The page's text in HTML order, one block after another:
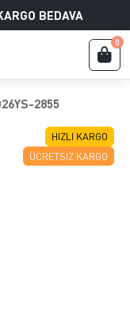
BEDAVA
0
2855
HIZLI KARGO
ÜCRETSIZ KARGO